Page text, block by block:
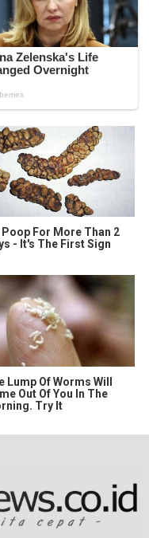
Poop For More Than 2
- It's The First Sign
Lump Of Worms Will
Out Of You In The
Try It